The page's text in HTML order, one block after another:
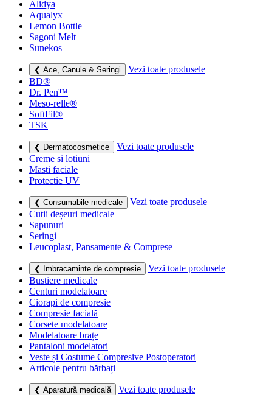
Alidya
Aqualyx
Lemon Bottle
Sagoni Melt
Sunekos
❮ Ace, Canule & Seringi
Vezi toate produsele
BD®
Dr. Pen™
Meso-relle®
SoftFil®
TSK
❮ Dermatocosmetice
Vezi toate produsele
Creme si lotiuni
Masti faciale
Protectie UV
❮ Consumabile medicale
Vezi toate produsele
Cutii deșeuri medicale
Sapunuri
Seringi
Leucoplast, Pansamente & Comprese
❮ Imbracaminte de compresie
Vezi toate produsele
Bustiere medicale
Centuri modelatoare
Ciorapi de compresie
Compresie facială
Corsete modelatoare
Modelatoare brațe
Pantaloni modelatori
Veste și Costume Compresive Postoperatori
Articole pentru bărbați
❮ Aparatură medicală
Vezi toate produsele